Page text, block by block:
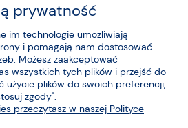
prywatność
im technologie umożliwiają
i pomagają nam dostosować
Możesz zaakceptować
wszystkich tych plików i przejść do
użycie plików do swoich preferencji,
zgody".
przeczytasz w naszej Polityce